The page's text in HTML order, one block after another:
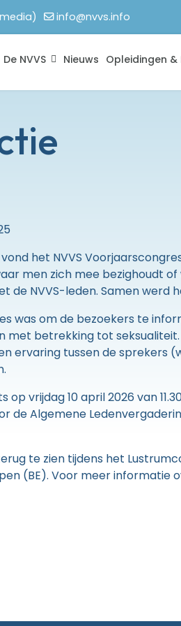
info@nvvs.info
De NVVS Nieuws Opleidingen
het NVVS
men zich mee bezighoudt
de NVVS-leden. Samen werd
was om de bezoekers te
met betrekking tot
ervaring tussen de sprekers
vrijdag 10 april 2026 van
de Algemene
te zien tijdens het
(BE). Voor meer informatie